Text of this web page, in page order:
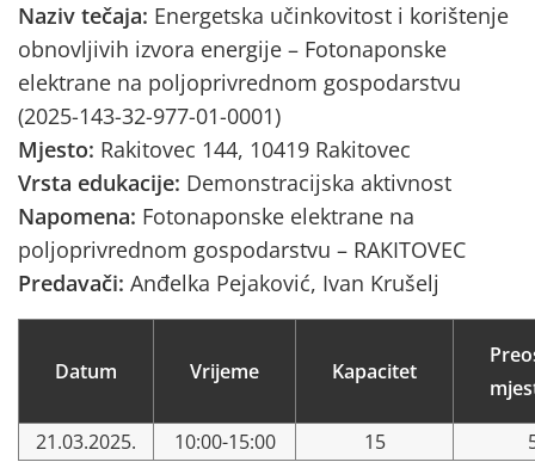
Naziv tečaja: Energetska učinkovitost i korištenje
obnovljivih izvora energije – Fotonaponske
elektrane na poljoprivrednom gospodarstvu
(2025-143-32-977-01-0001)
Mjesto: Rakitovec 144, 10419 Rakitovec
Vrsta edukacije: Demonstracijska aktivnost
Napomena: Fotonaponske elektrane na
poljoprivrednom gospodarstvu – RAKITOVEC
Predavači: Anđelka Pejaković, Ivan Krušelj
Datum Vrijeme Kapacitet
21.03.2025. 10:00-15:00 15